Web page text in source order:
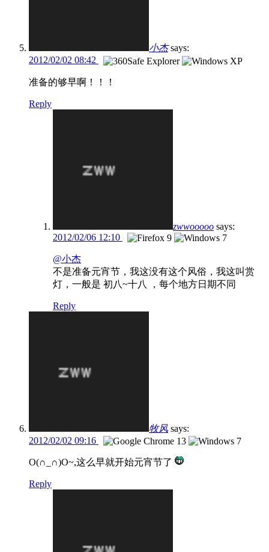
小杰 says:
2012/02/02 08:42
准备的够早啊！！！
Reply
zwwooooo says:
2012/02/06 12:10
@小杰
不是准备元宵节，我这没有这个风俗，我这叫赏
灯，一般是 初八~十八 ，每个地方日期不同
Reply
牧风 says:
2012/02/02 09:16
O(∩_∩)O~,这么早就开始元宵节了
Reply